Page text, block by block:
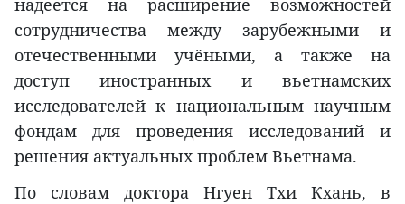
надеется на расширение возможностей
сотрудничества между зарубежными и
отечественными учёными, а также на
доступ иностранных и вьетнамских
исследователей к национальным научным
фондам для проведения исследований и
решения актуальных проблем Вьетнама.
По словам доктора Нгуен Тхи Кхань, в